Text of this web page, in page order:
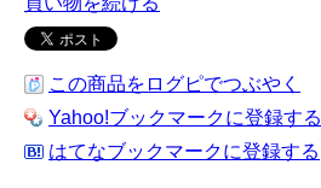
この商品をログピでつぶやく
Yahoo!ブックマークに登録する
はてなブックマークに登録する